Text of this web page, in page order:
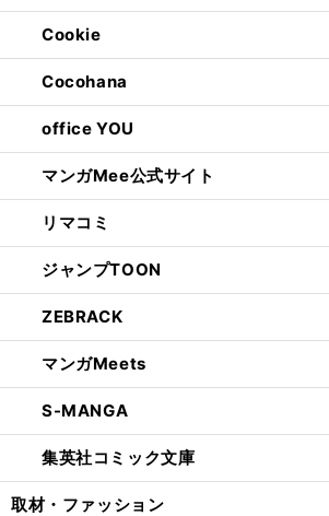
Cookie
Cocohana
office YOU
マンガMee公式サイト
リマコミ
ジャンプTOON
ZEBRACK
マンガMeets
S-MANGA
集英社コミック文庫
取材・ファッション